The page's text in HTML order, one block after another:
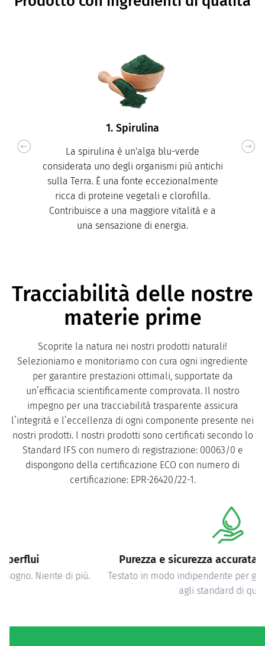
1. Spirulina
La spirulina è un'alga blu-verde
considerata uno degli organismi più antichi
sulla Terra. È una fonte eccezionalmente
ricca di proteine ​​vegetali e clorofilla.
Contribuisce a una maggiore vitalità e a
una sensazione di energia.
Tracciabilità delle nostre
materie prime
Scoprite la natura nei nostri prodotti naturali!
Selezioniamo e monitoriamo con cura ogni ingrediente
per garantire prestazioni ottimali, supportate da
un’efficacia scientificamente comprovata. Il nostro
impegno per una tracciabilità trasparente assicura
l’integrità e l’eccellenza di ogni componente presente nei
nostri prodotti. I nostri prodotti sono certificati secondo lo
Standard IFS con numero di registrazione: 00063/0 e
dispongono della certificazione ECO con numero di
certificazione: EPR-26420/22-1.
Purezza e sicurezza accuratamente verificate
Testato in modo indipendente per garantire la conformità
agli standard di qualità.